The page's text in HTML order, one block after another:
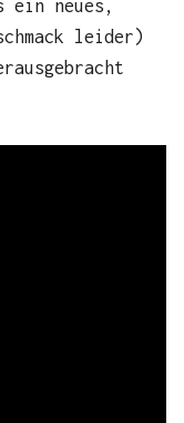
ein neues,
leider)